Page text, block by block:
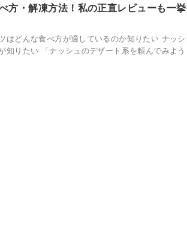
・解凍方法！私の正直レビューも一挙
はどんな食べ方が適しているのか知りたい ナッ
知りたい 「ナッシュのデザート系を頼んでみよ